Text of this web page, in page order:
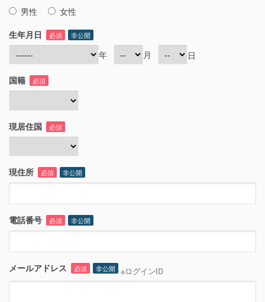
男性
女性
生年月日
必須 非公開
年 月 日
国籍 必須
現居住国 必須
現住所 必須 非公開
電話番号 必須 非公開
メールアドレス 必須 非公開 ※ログインID